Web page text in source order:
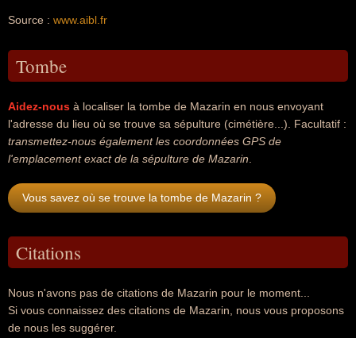
Source : www.aibl.fr
Tombe
Aidez-nous à localiser la tombe de Mazarin en nous envoyant
l'adresse du lieu où se trouve sa sépulture (cimétière...). Facultatif :
transmettez-nous également les coordonnées GPS de
l'emplacement exact de la sépulture de Mazarin
Vous savez où se trouve la tombe de Mazarin ?
Citations
Nous n'avons pas de citations de Mazarin pour le moment...
Si vous connaissez des citations de Mazarin, nous vous proposons
de nous les suggérer.